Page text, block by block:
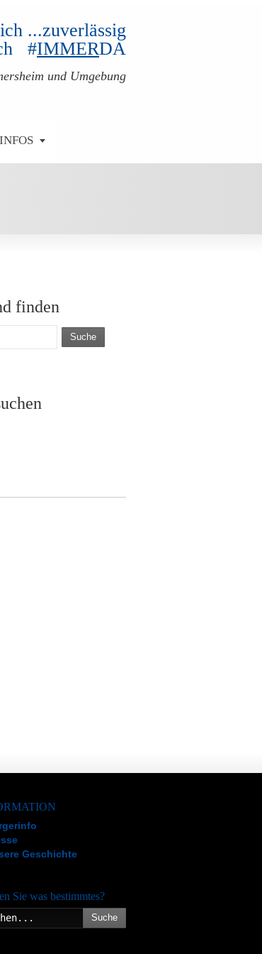
...zuverlässig
#IMMERDA
und Umgebung
INFOS
finden
Suche
Geschichte
Sie was bestimmtes?
Suche